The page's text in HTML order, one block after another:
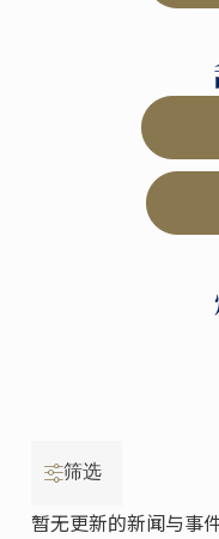
筛选
暂无更新的新闻与事